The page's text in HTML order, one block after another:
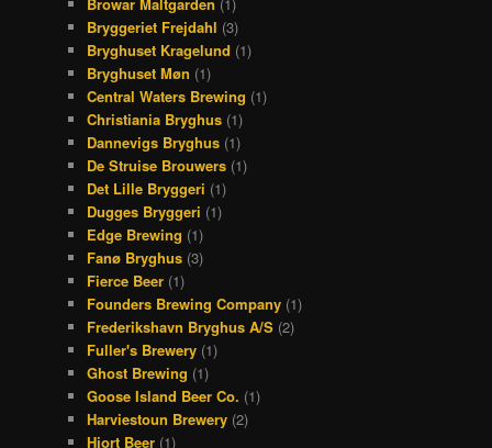
Bryggeriet Frejdahl (3)
Bryghuset Kragelund (1)
Bryghuset Møn (1)
Central Waters Brewing (1)
Christiania Bryghus (1)
Dannevigs Bryghus (1)
De Struise Brouwers (1)
Det Lille Bryggeri (1)
Dugges Bryggeri (1)
Edge Brewing (1)
Fanø Bryghus (3)
Fierce Beer (1)
Founders Brewing Company (1)
Frederikshavn Bryghus A/S (2)
Fuller's Brewery (1)
Ghost Brewing (1)
Goose Island Beer Co. (1)
Harviestoun Brewery (2)
Hjort Beer (1)